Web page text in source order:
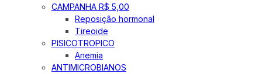
CAMPANHA R$ 5,00
Reposição hormonal
Tireoide
PISICOTROPICO
Anemia
ANTIMICROBIANOS